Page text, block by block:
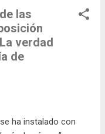
• Dialogar se
• Insistir en
defensa de los
promete héroes, ni
trabajo paciente que
y sus derechos
las
verdad
de
ha instalado con